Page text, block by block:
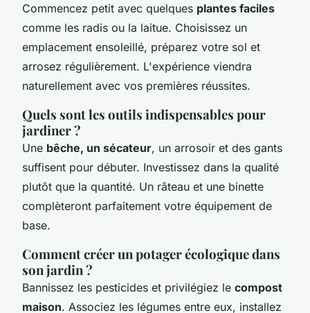
Commencez petit avec quelques plantes faciles
comme les radis ou la laitue. Choisissez un
emplacement ensoleillé, préparez votre sol et
arrosez régulièrement. L'expérience viendra
naturellement avec vos premières réussites.
Quels sont les outils indispensables pour
jardiner ?
Une bêche, un sécateur, un arrosoir et des gants
suffisent pour débuter. Investissez dans la qualité
plutôt que la quantité. Un râteau et une binette
complèteront parfaitement votre équipement de
base.
Comment créer un potager écologique dans
son jardin ?
Bannissez les pesticides et privilégiez le compost
maison. Associez les légumes entre eux, installez